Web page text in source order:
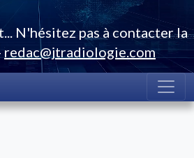
N'hésitez pas à contacter la
redac@jtradiologie.com